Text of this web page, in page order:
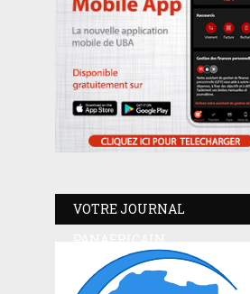
VOTRE JOURNAL